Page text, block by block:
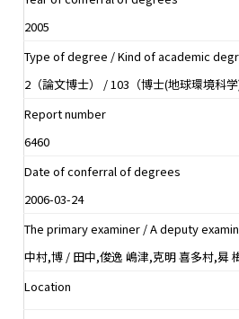
2005
Type of degree / Kind of academic
2（論文博士） / 103（博士(地球環境科学)
Report number
6460
Date of conferral of degrees
2006-03-24
The primary examiner / A deputy
中村,博 / 田中,俊逸 嶋津,克明 喜多村,曻
Location